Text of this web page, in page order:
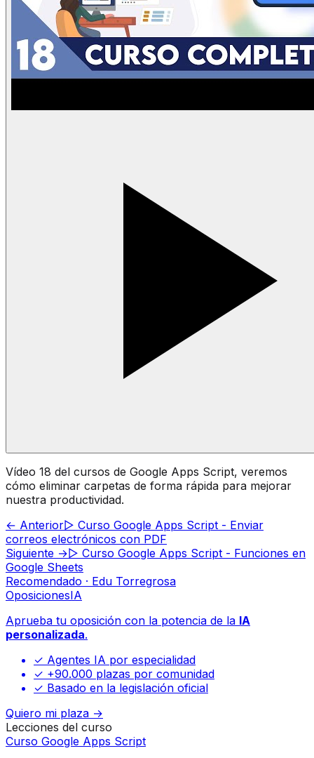
Vídeo 18 del cursos de Google Apps Script, veremos
cómo eliminar carpetas de forma rápida para mejorar
nuestra productividad.
← Anterior▷ Curso Google Apps Script - Enviar
correos electrónicos con PDF
Siguiente →▷ Curso Google Apps Script - Funciones en
Google Sheets
Recomendado · Edu Torregrosa
OposicionesIA
Aprueba tu oposición con la potencia de la IA
personalizada.
✓ Agentes IA por especialidad
✓ +90.000 plazas por comunidad
✓ Basado en la legislación oficial
Quiero mi plaza →
Lecciones del curso
Curso Google Apps Script